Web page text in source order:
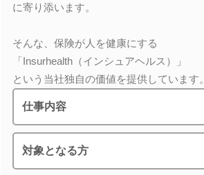
に寄り添います。
そんな、保険が人を健康にする
「Insurhealth（インシュアヘルス）」
という当社独自の価値を提供しています。
仕事内容
対象となる方